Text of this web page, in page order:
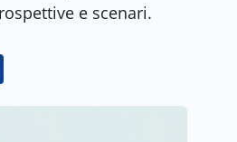
e scenari.